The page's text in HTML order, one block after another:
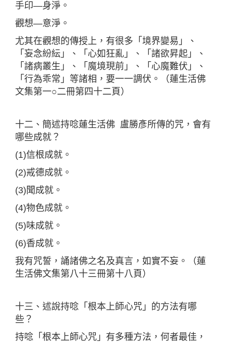
手印—身淨。
觀想—意淨。
尤其在觀想的傳授上，有很多「境界變易」、
「妄念紛紜」、「心如狂亂」、「諸欲昇起」、
「諸病叢生」、「魔境現前」、「心魔難伏」、
「行為乖常」等諸相，要一一調伏。（蓮生活佛
文集第一○二冊第四十二頁）
十二、簡述持唸蓮生活佛 盧勝彥所傳的咒，會有
哪些成就？
(1)信根成就。
(2)戒德成就。
(3)聞成就。
(4)物色成就。
(5)味成就。
(6)香成就。
我有咒誓，誦諸佛之名及真言，如實不妄。（蓮
生活佛文集第八十三冊第十八頁）
十三、述說持唸「根本上師心咒」的方法有哪
些？
持唸「根本上師心咒」有多種方法，何者最佳，